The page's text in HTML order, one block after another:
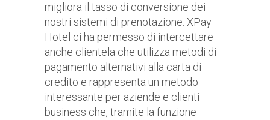
migliora il tasso di conversione dei
nostri sistemi di prenotazione. XPay
Hotel ci ha permesso di intercettare
anche clientela che utilizza metodi di
pagamento alternativi alla carta di
credito e rappresenta un metodo
interessante per aziende e clienti
business che, tramite la funzione